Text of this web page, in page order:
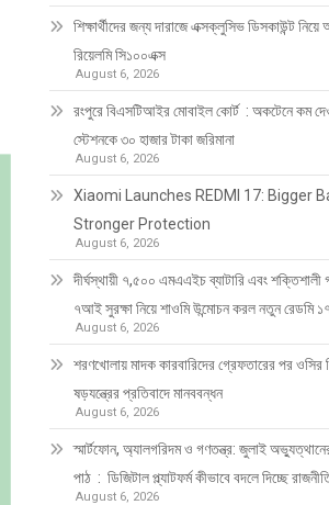
শিক্ষার্থীদের জন্য দারাজে এক্সক্লুসিভ ডিসকাউন্ট
রিয়েলমি সি১০০এক্স
August 6, 2026
রংপুরে বিএসটিআইর মোবাইল কোর্ট : অকটেনে কম
স্টেশনকে ৩০ হাজার টাকা জরিমানা
August 6, 2026
Xiaomi Launches REDMI 17: Bigger
Stronger Protection
August 6, 2026
দীর্ঘস্থায়ী ৭,৫০০ এমএএইচ ব্যাটারি এবং শক্তিশালী
৭আই সুরক্ষা নিয়ে শাওমি উন্মোচন করল নতুন রেডমি ১৭
August 6, 2026
শরণখোলায় মাদক কারবারিদের গ্রেফতারের পর ওসির
ষড়যন্ত্রের প্রতিবাদে মানববন্ধন
August 6, 2026
স্মার্টফোন, অ্যালগরিদম ও গণতন্ত্র: জুলাই
পাঠ : ডিজিটাল প্ল্যাটফর্ম কীভাবে বদলে দিচ্ছে
August 6, 2026